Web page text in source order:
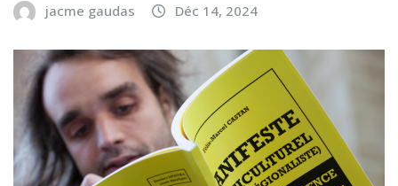
jacme gaudas Déc 14, 2024